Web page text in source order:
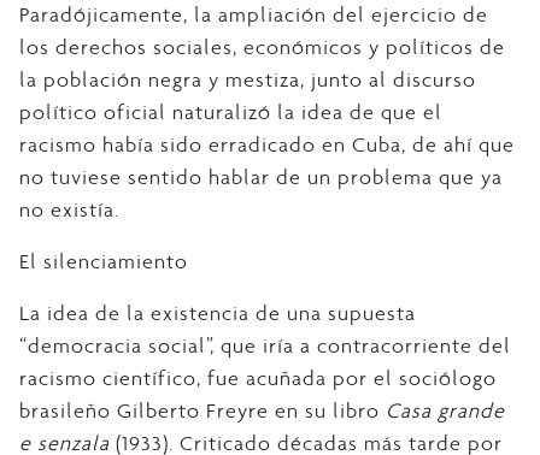
Paradójicamente, la ampliación del ejercicio de
los derechos sociales, económicos y políticos de
la población negra y mestiza, junto al discurso
político oficial naturalizó la idea de que el
racismo había sido erradicado en Cuba, de ahí que
no tuviese sentido hablar de un problema que ya
no existía.
El silenciamiento
La idea de la existencia de una supuesta
“democracia social”, que iría a contracorriente del
racismo científico, fue acuñada por el sociólogo
brasileño Gilberto Freyre en su libro Casa grande
e senzala (1933). Criticado décadas más tarde por